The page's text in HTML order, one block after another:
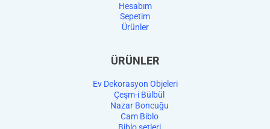
Hesabım
Sepetim
Ürünler
ÜRÜNLER
Ev Dekorasyon Objeleri
Çeşm-i Bülbül
Nazar Boncuğu
Cam Biblo
Biblo setleri